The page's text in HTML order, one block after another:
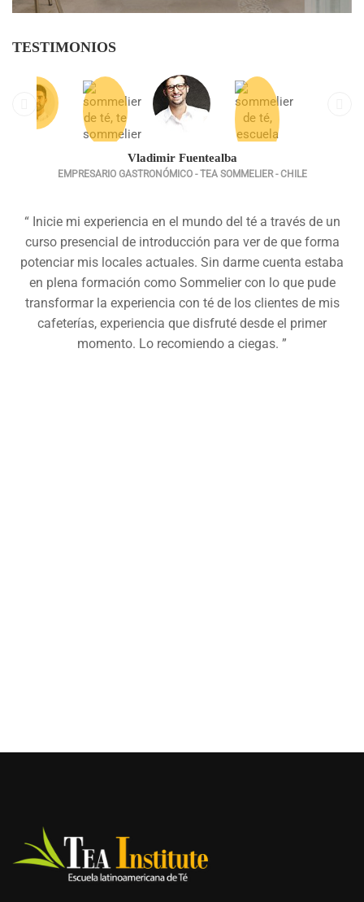
TESTIMONIOS
Vladimir Fuentealba
EMPRESARIO GASTRONÓMICO - TEA SOMMELIER - CHILE
“ Inicie mi experiencia en el mundo del té a través de un
curso presencial de introducción para ver de que forma
potenciar mis locales actuales. Sin darme cuenta estaba
en plena formación como Sommelier con lo que pude
transformar la experiencia con té de los clientes de mis
cafeterías, experiencia que disfruté desde el primer
momento. Lo recomiendo a ciegas. ”